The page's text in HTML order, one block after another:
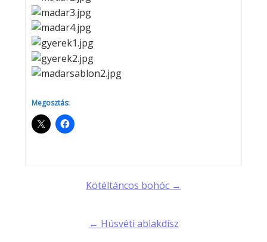
Megosztás:
navigation
Kötéltáncos bohóc →
← Húsvéti ablakdísz